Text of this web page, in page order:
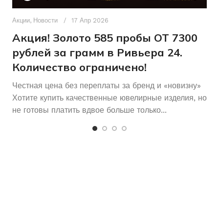
Акции, Новости 17 Апр 2026
Акция! Золото 585 пробы ОТ 7300
рублей за грамм в Ривьера 24.
Количество ограничено!
Честная цена без переплаты за бренд и «новизну»
Хотите купить качественные ювелирные изделия, но
не готовы платить вдвое больше только...